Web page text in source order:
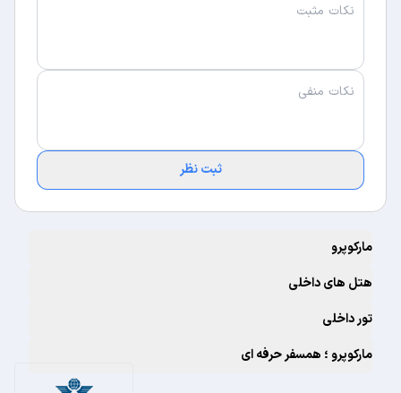
ثبت نظر
مارکوپرو
هتل های داخلی
تور داخلی
مارکوپرو ؛ همسفر حرفه ای